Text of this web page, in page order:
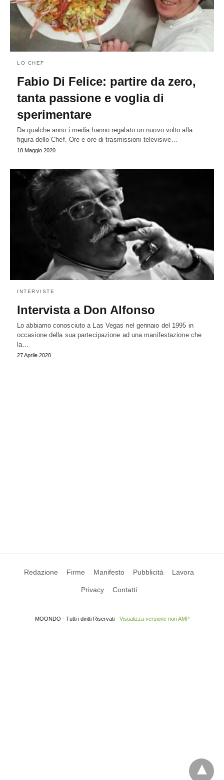
LO CHEF
Fabio Di Felice: partire da zero,
tanta passione e voglia di
sperimentare
Da qualche anno i media hanno regalato un nuovo volto alla
figura dello Chef. Ore e ore di trasmissioni televisive…
18 Maggio 2020
INTERVISTE
Intervista a Don Alfonso
Lo abbiamo conosciuto a Las Vegas nel gennaio del 1995 in
occasione della sua partecipazione ad una manifestazione che
la…
27 Aprile 2020
Redazione Firme Manifesto Pubblicità Lavora
Privacy Contatti
MOONDO - Tutti i diritti Riservati Visualizza versione non AMP